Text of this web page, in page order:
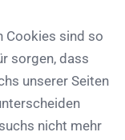
Cookies sind so
sorgen, dass
unserer Seiten
nicht mehr